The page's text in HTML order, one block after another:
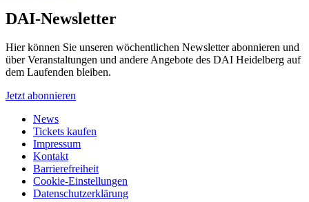
DAI-Newsletter
Hier können Sie unseren wöchentlichen Newsletter abonnieren und
über Veranstaltungen und andere Angebote des DAI Heidelberg auf
dem Laufenden bleiben.
Jetzt abonnieren
News
Tickets kaufen
Impressum
Kontakt
Barrierefreiheit
Cookie-Einstellungen
Datenschutzerklärung